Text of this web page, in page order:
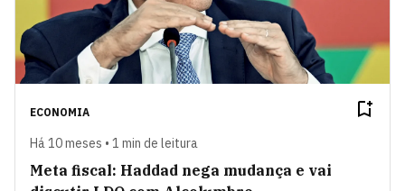
ECONOMIA
Há 10 meses • 1 min de leitura
Meta fiscal: Haddad nega mudança e vai